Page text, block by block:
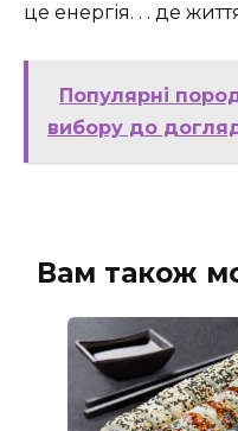
це енергія. . . де
Популярні
вибору до
Вам також